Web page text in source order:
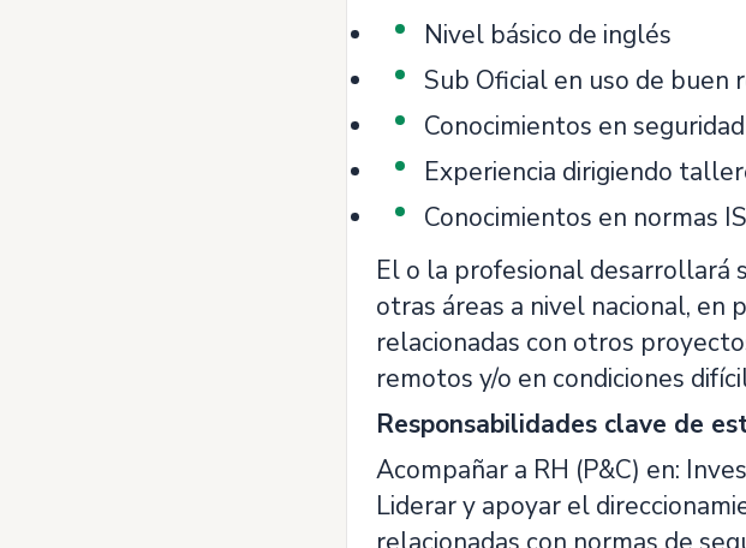
Nivel básico de inglés
Sub Oficial en uso de buen
Conocimientos en
Experiencia dirigiendo
Conocimientos en normas
El o la profesional desarrollará
otras áreas a nivel nacional, en
relacionadas con otros
remotos y/o en condiciones
Responsabilidades clave de
Acompañar a RH (P&C) en:
Liderar y apoyar el